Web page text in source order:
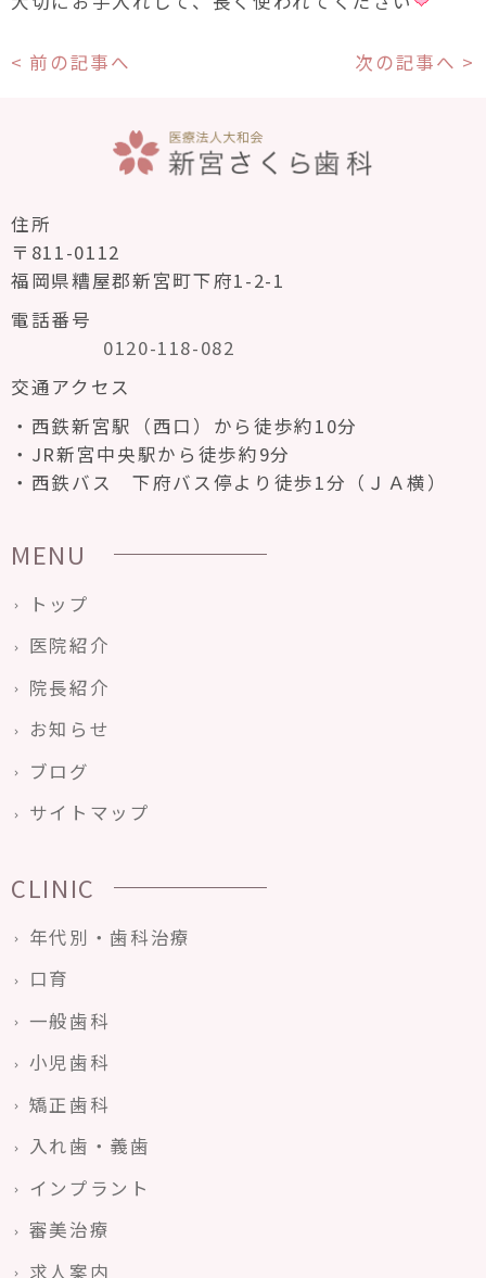
< 前の記事へ 次の記事へ >
住所
〒811-0112
福岡県糟屋郡新宮町下府1-2-1
電話番号
0120-118-082
交通アクセス
西鉄新宮駅（西口）から徒歩約10分
JR新宮中央駅から徒歩約9分
西鉄バス 下府バス停より徒歩1分（ＪＡ横）
MENU
トップ
医院紹介
院長紹介
お知らせ
ブログ
サイトマップ
CLINIC
年代別・歯科治療
口育
一般歯科
小児歯科
矯正歯科
入れ歯・義歯
インプラント
審美治療
求人案内